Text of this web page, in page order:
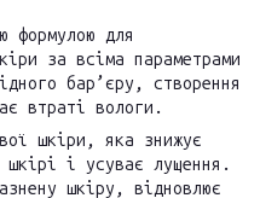
формулою для
за всіма параметрами
бар’єру, створення
втраті вологи.
шкіри, яка знижує
шкірі і усуває лущення.
шкіру, відновлює